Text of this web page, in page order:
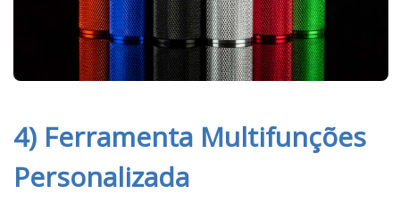
4) Ferramenta Multifunções
Personalizada